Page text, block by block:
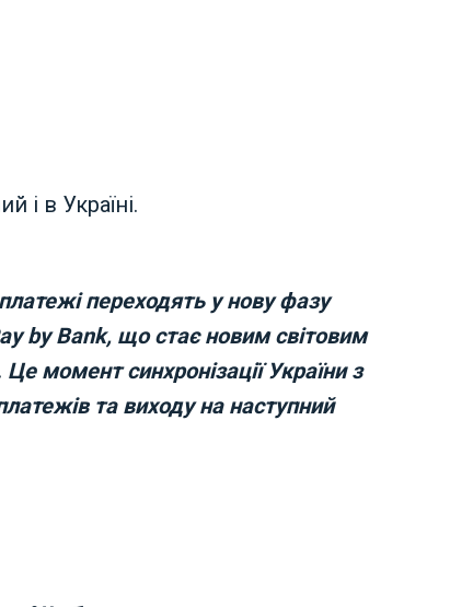
і в Україні.
переходять у нову фазу
by Bank, що стає новим світовим
момент синхронізації України з
та виходу на наступний